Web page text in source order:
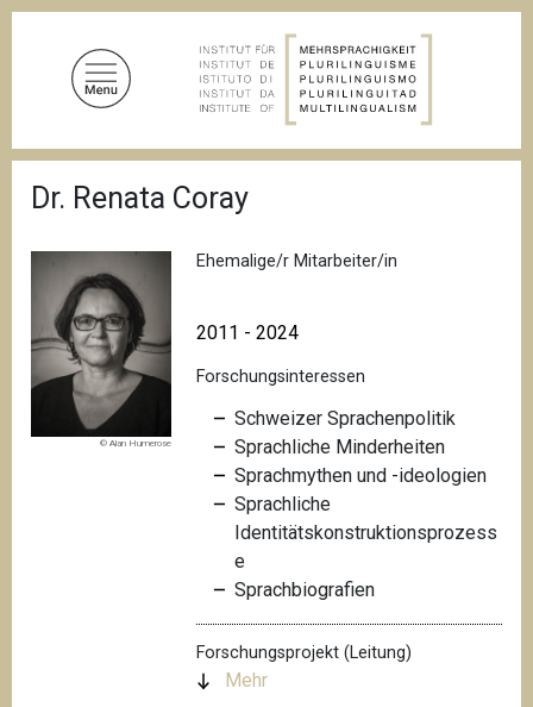
D
f
a
n
v
i
g
t
Dr. Renata Coray
© Alan Humerose
Ehemalige/r Mitarbeiter/in
2011 - 2024
Forschungsinteressen
Schweizer Sprachenpolitik
Sprachliche Minderheiten
Sprachmythen und -ideologien
Sprachliche
Identitätskonstruktionsprozess
e
Sprachbiografien
Forschungsprojekt (Leitung)
Mehr